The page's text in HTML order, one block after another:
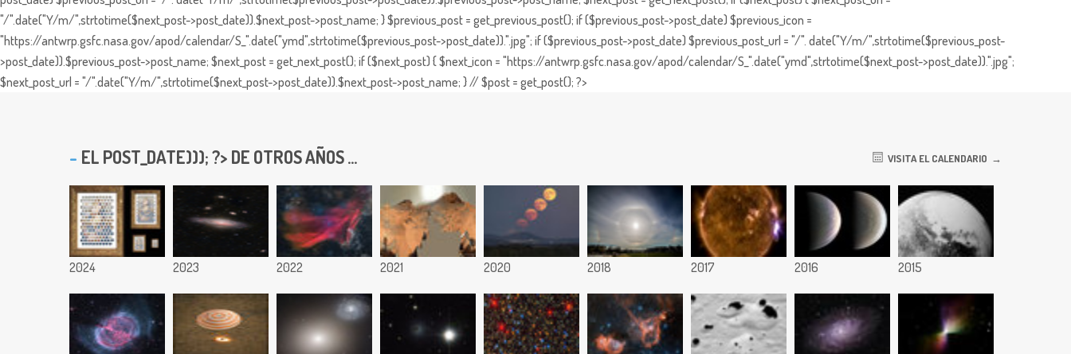
"/".date("Y/m/",strtotime($next_post->post_date)).$next_post->post_name; } $previous_post = get_previous_post(); if ($previous_post->post_date) $previous_icon =
"https://antwrp.gsfc.nasa.gov/apod/calendar/S_".date("ymd",strtotime($previous_post->post_date)).".jpg"; if ($previous_post->post_date) $previous_post_url = "/". date("Y/m/",strtotime($previous_post-
>post_date)).$previous_post->post_name; $next_post = get_next_post(); if ($next_post) { $next_icon = "https://antwrp.gsfc.nasa.gov/apod/calendar/S_".date("ymd",strtotime($next_post->post_date)).".jpg";
$next_post_url = "/".date("Y/m/",strtotime($next_post->post_date)).$next_post->post_name; } // $post = get_post(); ?>
EL POST_DATE))); ?> DE OTROS AÑOS ... VISITA EL CALENDARIO
2024 2023 2022 2021 2020 2018 2017 2016 2015